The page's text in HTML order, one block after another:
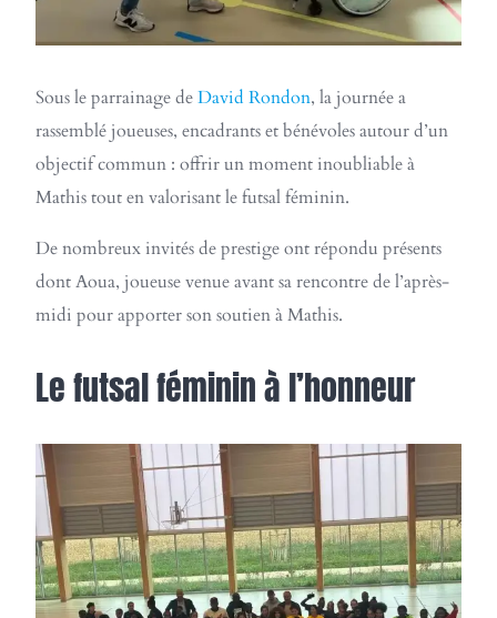
Sous le parrainage deDavid Rondon, la journée a
rassemblé joueuses, encadrants et bénévoles autour d’un
objectif commun : offrir un moment inoubliable à
Mathis tout en valorisant le futsal féminin.
De nombreux invités de prestige ont répondu présents
dont Aoua, joueuse venue avant sa rencontre de l’après-
midi pour apporter son soutien à Mathis.
Le futsal féminin à l’honneur